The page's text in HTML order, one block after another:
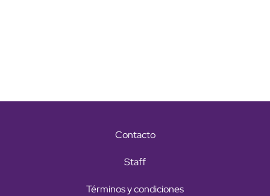
Contacto
Staff
Términos y condiciones